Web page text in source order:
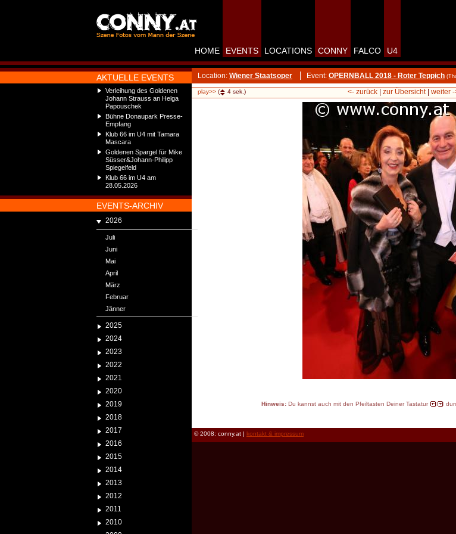
AKTUELLE EVENTS
Verleihung des Goldenen
Johann Strauss an Helga
Papouschek
Bühne Donaupark Presse-
Empfang
Klub 66 im U4 mit Tamara
Mascara
Goldenen Spargel für Mike
Süsser&Johann-Philipp
Spiegelfeld
Klub 66 im U4 am
28.05.2026
EVENTS-ARCHIV
2026
Juli
Juni
Mai
April
März
Februar
Jänner
2025
2024
2023
2022
2021
2020
2019
2018
2017
2016
2015
2014
2013
2012
2011
2010
HOME EVENTS LOCATIONS CONNY FALCO U4
Location: Wiener Staatsoper Event: OPERNBALL 2018 - Roter Teppich
play>> ( 4 sek.) <- zurück| zur Übersicht| weiter -
Hinweis:Du kannst auch mit den Pfeiltasten Deiner Tastatur
© 2008: conny.at | kontakt & impressum